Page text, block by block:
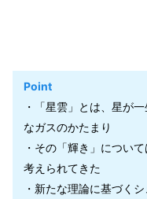
Point
・「星雲」とは、星が
なガスのかたまり
・その「輝き」につい
考えられてきた
・新たな理論に基づく